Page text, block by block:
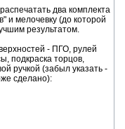
два комплекта
и мелочевку (до которой
результатом.
- ПГО, рулей
подкраска торцов,
ручкой (забыл указать -
сделано):